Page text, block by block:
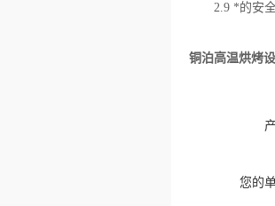
2.9 *的安
铜泊高温烘烤
您的